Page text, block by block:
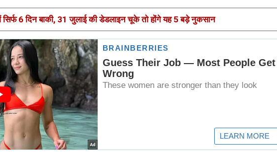
6 दिन बाकी, 31 जुलाई की डेडलाइन चूके तो होंगे यह 5 बड़े नुकसान